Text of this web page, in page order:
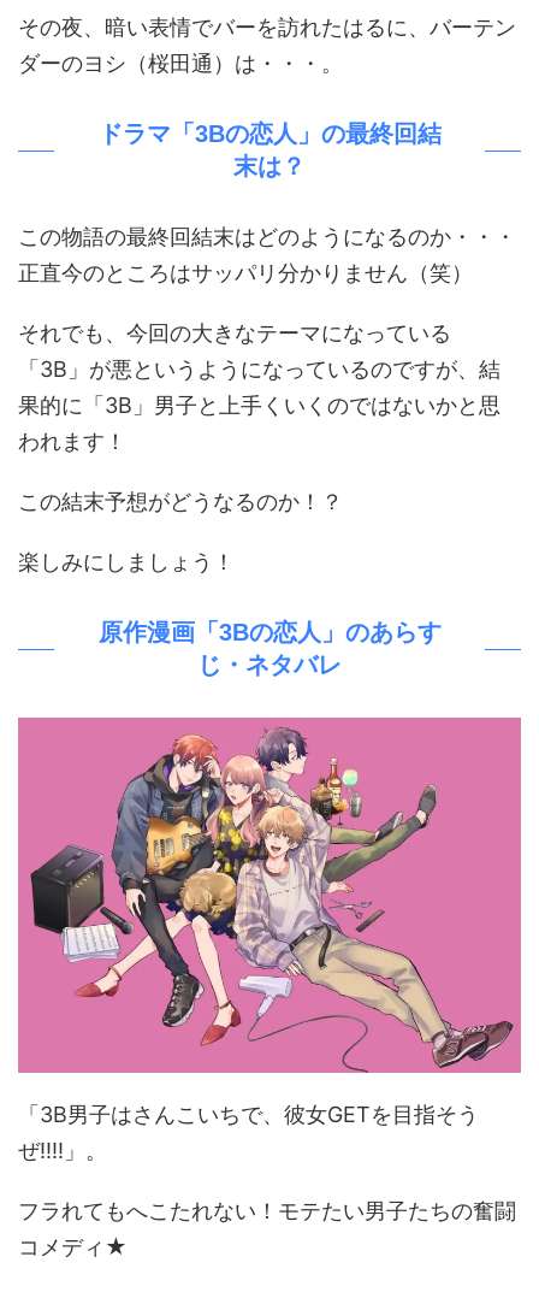
その夜、暗い表情でバーを訪れたはるに、バーテン
ダーのヨシ（桜田通）は・・・。
ドラマ「3Bの恋人」の最終回結
末は？
この物語の最終回結末はどのようになるのか・・・
正直今のところはサッパリ分かりません（笑）
それでも、今回の大きなテーマになっている
「3B」が悪というようになっているのですが、結
果的に「3B」男子と上手くいくのではないかと思
われます！
この結末予想がどうなるのか！？
楽しみにしましょう！
原作漫画「3Bの恋人」のあらす
じ・ネタバレ
「3B男子はさんこいちで、彼女GETを目指そう
ぜ!!!!」。
フラれてもへこたれない！モテたい男子たちの奮闘
コメディ★